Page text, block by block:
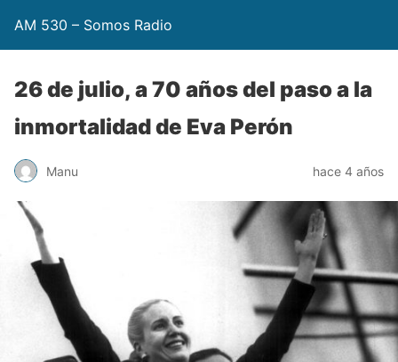
AM 530 – Somos Radio
26 de julio, a 70 años del paso a la
inmortalidad de Eva Perón
Manu hace 4 años